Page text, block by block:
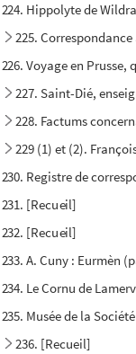
224. Hippolyte de
225.
226. Voyage en Prusse,
227. Saint-Dié,
228. Factums
229 (1) et (2).
230. Registre de
231. [Recueil]
232. [Recueil]
233. A. Cuny : Eurmèn
234. Le Cornu de
235. Musée de la
236. [Recueil]